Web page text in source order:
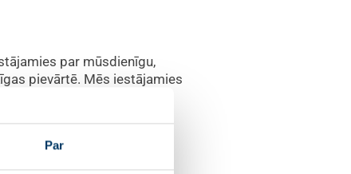
Par
par mūsdienīgu,
pievārtē. Mēs iestājamies
pamatā ir sociāli atbildīga
pakalpojumu